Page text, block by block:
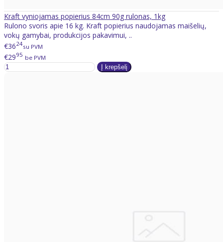
Kraft vyniojamas popierius 84cm 90g rulonas, 1kg
Rulono svoris apie 16 kg. Kraft popierius naudojamas maišelių,
vokų gamybai, produkcijos pakavimui, ..
€3624su PVM
€2995 be PVM